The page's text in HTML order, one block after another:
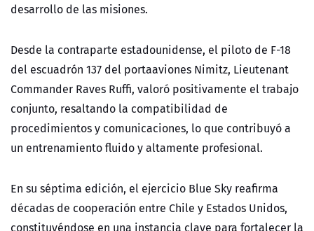
desarrollo de las misiones.
Desde la contraparte estadounidense, el piloto de F-18
del escuadrón 137 del portaaviones Nimitz, Lieutenant
Commander Raves Ruffi, valoró positivamente el trabajo
conjunto, resaltando la compatibilidad de
procedimientos y comunicaciones, lo que contribuyó a
un entrenamiento fluido y altamente profesional.
En su séptima edición, el ejercicio Blue Sky reafirma
décadas de cooperación entre Chile y Estados Unidos,